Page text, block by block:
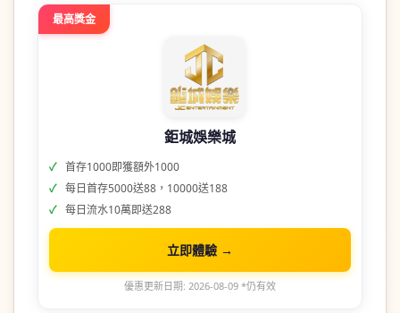
最高獎金
鉅城娛樂城
首存1000即獲額外1000
每日首存5000送88，10000送188
每日流水10萬即送288
立即體驗 →
優惠更新日期: 2026-08-09 *仍有效